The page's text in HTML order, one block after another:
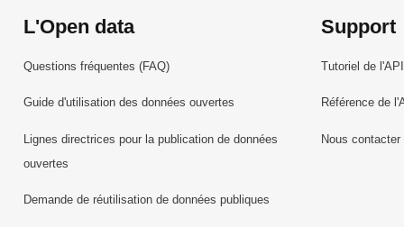
L'Open data
Questions fréquentes (FAQ)
Guide d'utilisation des données ouvertes
Lignes directrices pour la publication de données
ouvertes
Demande de réutilisation de données publiques
Support
Tutoriel de l'API
Référence de
Nous contacter